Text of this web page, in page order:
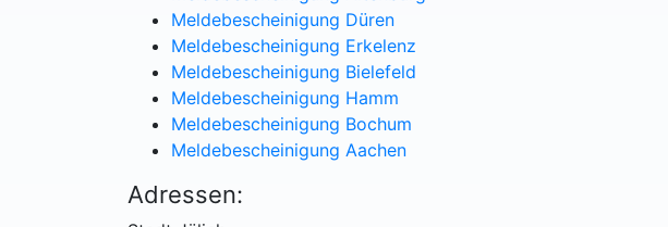
Meldebescheinigung Düren
Meldebescheinigung Erkelenz
Meldebescheinigung Bielefeld
Meldebescheinigung Hamm
Meldebescheinigung Bochum
Meldebescheinigung Aachen
Adressen: